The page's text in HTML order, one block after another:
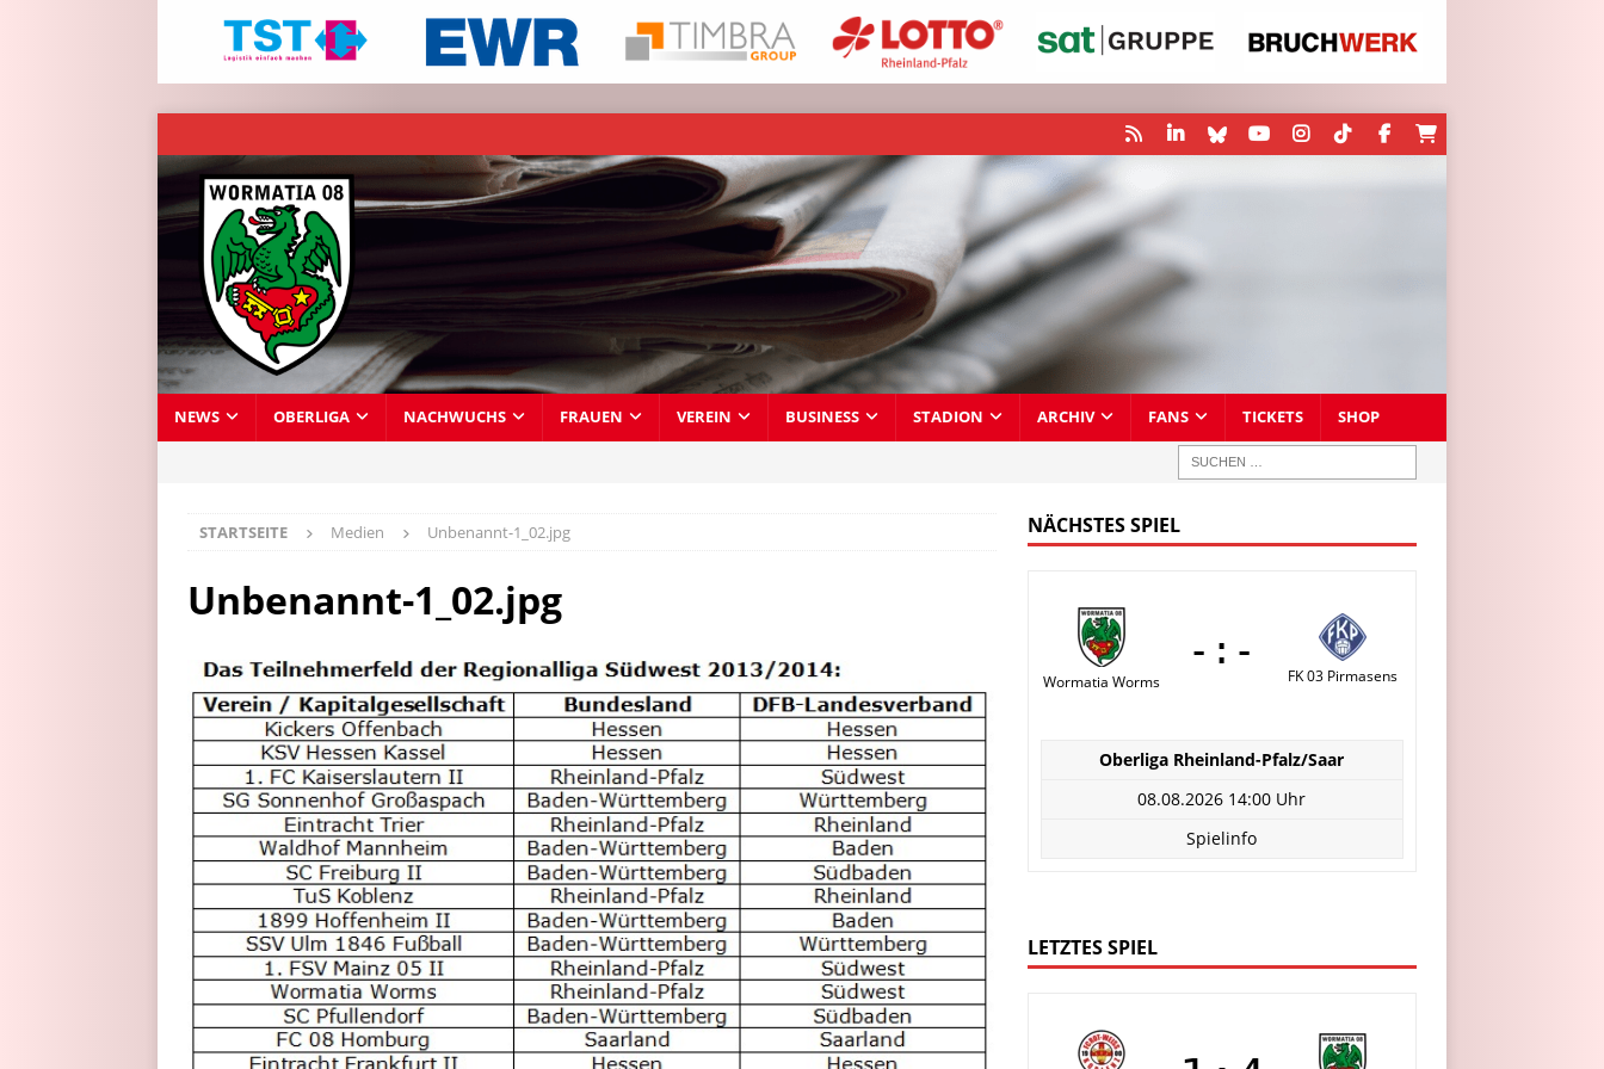
NEWS OBERLIGA NACHWUCHS FRAUEN VEREIN BUSINESS STADION ARCHIV FANS TICKETS SHOP
STARTSEITE Medien Unbenannt-1_02.jpg
Unbenannt-1_02.jpg
NÄCHSTES SPIEL
Wormatia Worms
-:-
FK 03 Pirmasens
Oberliga Rheinland-Pfalz/Saar
08.08.2026 14:00 Uhr
Spielinfo
LETZTES SPIEL